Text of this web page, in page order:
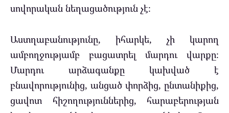
սովորական նեղացածություն չէ։
Աստղաբանությունը, իհարկե, չի կարող
ամբողջությամբ բացատրել մարդու վարքը։
Մարդու արձագանքը կախված է
բնավորությունից, անցած փորձից, ընտանիքից,
ցավոտ հիշողություններից, հարաբերության